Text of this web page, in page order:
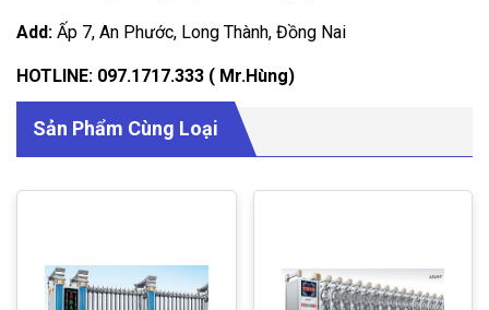
Add: Ấp 7, An Phước, Long Thành, Đồng Nai
HOTLINE: 097.1717.333 ( Mr.Hùng)
Sản Phẩm Cùng Loại